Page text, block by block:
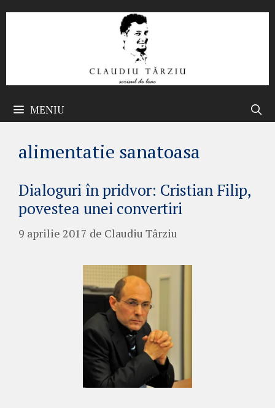
MENIU
alimentatie sanatoasa
Dialoguri în pridvor: Cristian Filip,
povestea unei convertiri
9 aprilie 2017 de Claudiu Târziu